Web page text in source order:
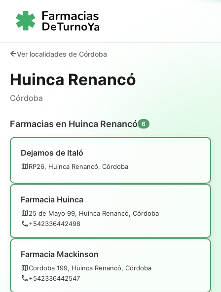
Ver localidades de Córdoba
Huinca Renancó
Córdoba
Farmacias en Huinca Renancó 6
Dejamos de Italó
RP26, Huinca Renancó, Córdoba
Farmacia Huinca
25 de Mayo 99, Huinca Renancó, Córdoba
+542336442498
Farmacia Mackinson
Cordoba 199, Huinca Renancó, Córdoba
+542336442547